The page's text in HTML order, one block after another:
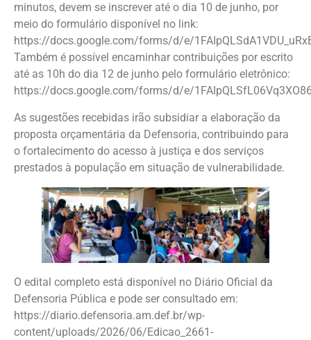
minutos, devem se inscrever até o dia 10 de junho, por
meio do formulário disponível no link:
https://docs.google.com/forms/d/e/
Também é possível encaminhar contribuições por escrito
até as 10h do dia 12 de junho pelo formulário eletrônico:
https://docs.google.com/forms/d/e/
As sugestões recebidas irão subsidiar a elaboração da
proposta orçamentária da Defensoria, contribuindo para
o fortalecimento do acesso à justiça e dos serviços
prestados à população em situação de vulnerabilidade.
O edital completo está disponível no Diário Oficial da
Defensoria Pública e pode ser consultado em:
https://diario.defensoria.am.def.br/wp-
content/uploads/2026/06/Edicao_2661-